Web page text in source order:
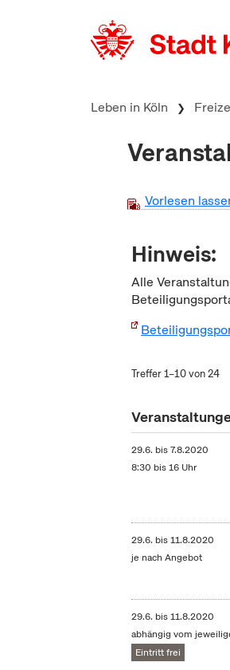
Leben in Köln
Vorlesen
Hinweis:
Alle
Treffer 1–10 von 24
29.6. bis7.8.2020
8:30 bis 16 Uhr
29.6. bis11.8.2020
je nach Angebot
29.6. bis11.8.2020
abhängig vom
Eintritt frei